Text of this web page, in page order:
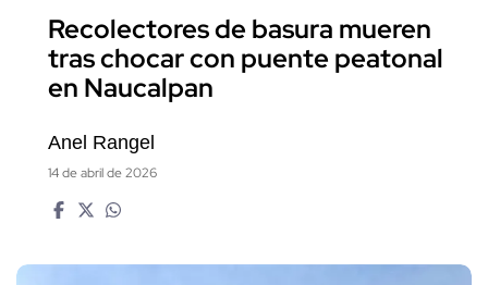
Recolectores de basura mueren
tras chocar con puente peatonal
en Naucalpan
Anel Rangel
14 de abril de 2026